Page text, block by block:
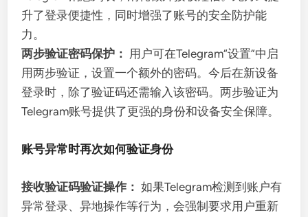
升了登录便捷性，同时增强了账号的安全防护能
力。
两步验证密码保护： 用户可在Telegram“设置”中启
用两步验证，设置一个额外的密码。今后在新设备
登录时，除了验证码还需输入该密码。两步验证为
Telegram账号提供了更强的身份和设备安全保障。
账号异常时再次如何验证身份
接收验证码验证操作： 如果Telegram检测到账户有
异常登录、异地操作等行为，会强制要求用户重新